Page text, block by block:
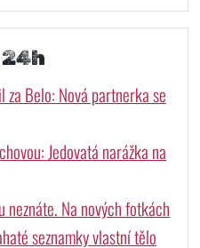
Belo: Nová partnerka se
Jedovatá narážka na
neznáte. Na nových fotkách
seznamky vlastní tělo